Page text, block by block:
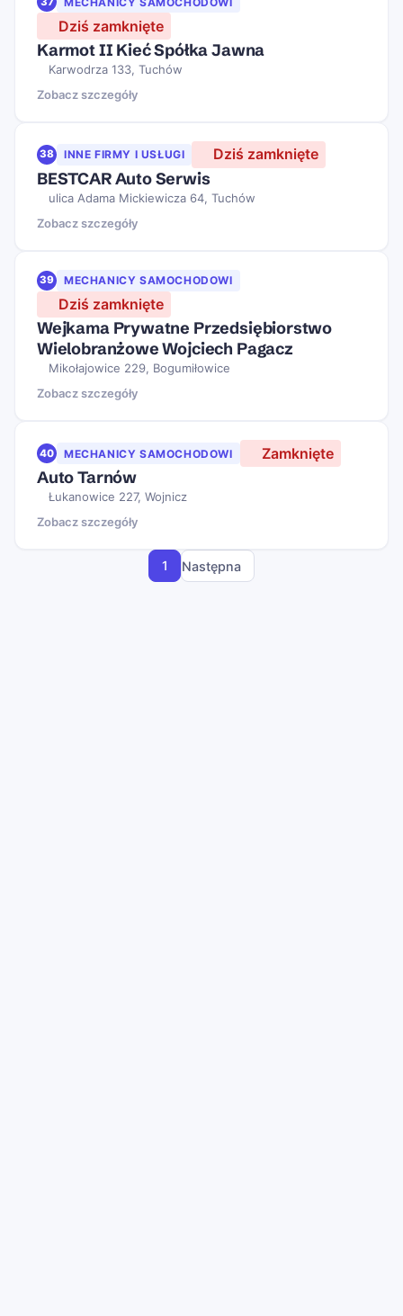
Dziś zamknięte
Karmot II Kieć Spółka Jawna
Karwodrza 133, Tuchów
Zobacz szczegóły
38 INNE FIRMY I USŁUGI Dziś zamknięte
BESTCAR Auto Serwis
ulica Adama Mickiewicza 64, Tuchów
Zobacz szczegóły
39 MECHANICY SAMOCHODOWI
Dziś zamknięte
Wejkama Prywatne Przedsiębiorstwo
Wielobranżowe Wojciech Pagacz
Mikołajowice 229, Bogumiłowice
Zobacz szczegóły
40 MECHANICY SAMOCHODOWI Zamknięte
Auto Tarnów
Łukanowice 227, Wojnicz
Zobacz szczegóły
1 Następna